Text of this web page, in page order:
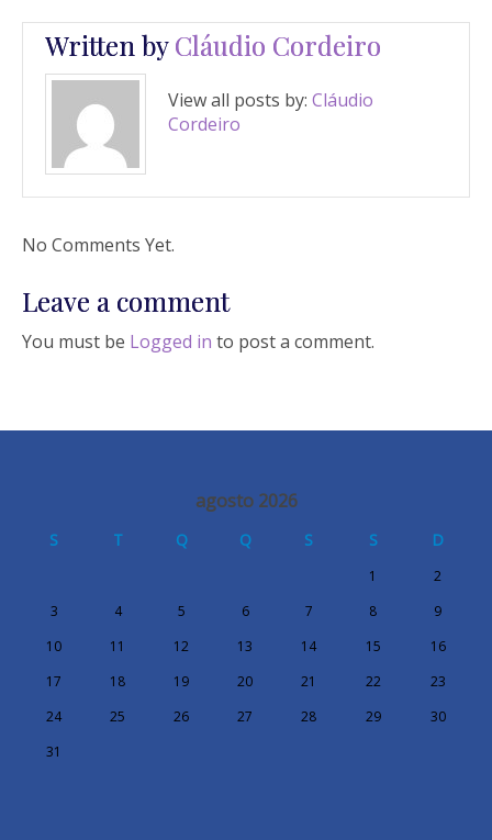
Written byCláudio Cordeiro
View all posts by: Cláudio
Cordeiro
No Comments Yet.
Leave a comment
You must be Logged in to post a comment.
agosto 2026
S T Q Q S S D
1
2
3
4 5 6 7 8
9
10
11 12 13 14 15
16
17
18 19 20 21 22
23
24
25 26 27 28 29
30
31